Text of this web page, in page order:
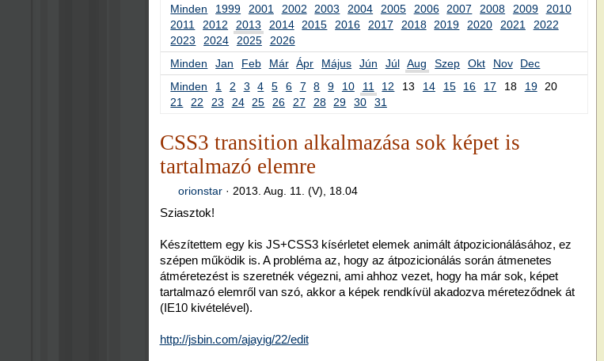
Minden
1999 2001 2002 2003 2004 2005 2006 2007 2008 2009
2010
2011
2012 2013 2014 2015 2016 2017 2018 2019 2020 2021
2022
2023
2024 2025
2026
Minden
Jan Feb Már Ápr Május Jún Júl Aug Szep Okt Nov
Dec
Minden
1 2 3 4 5 6 7 8 9 10 11 12 13 14 15 16 17 18 19
20
21
22 23 24 25 26 27 28 29 30 31
CSS3 transition alkalmazása sok képet is
tartalmazó elemre
orionstar ·2013. Aug. 11. (V), 18.04
Sziasztok!
Készítettem egy kis JS+CSS3 kísérletet elemek animált átpozicionálásához, ez
szépen működik is. A probléma az, hogy az átpozicionálás során átmenetes
átméretezést is szeretnék végezni, ami ahhoz vezet, hogy ha már sok, képet
tartalmazó elemről van szó, akkor a képek rendkívül akadozva méreteződnek át
(IE10 kivételével).
http://jsbin.com/ajayig/22/edit